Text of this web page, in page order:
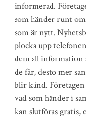
informerad.
som händer runt
som är nytt.
plocka upp
dem all information
de får, desto mer
blir känd.
vad som händer i
kan slutföras gratis,